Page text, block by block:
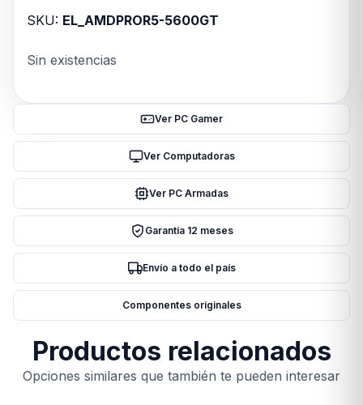
SKU: EL_AMDPROR5-5600GT
Sin existencias
Ver PC Gamer
Ver Computadoras
Ver PC Armadas
Garantía 12 meses
Envío a todo el país
Componentes originales
Productos relacionados
Opciones similares que también te pueden interesar